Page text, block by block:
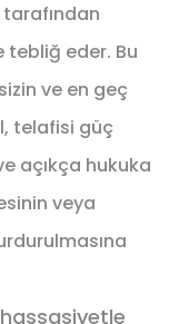
tarafından
tebliğ eder. Bu
ve en geç
telafisi güç
açıkça hukuka
veya